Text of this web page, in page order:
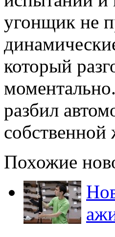
угонщик не
который
разбил
собственной
Похожие